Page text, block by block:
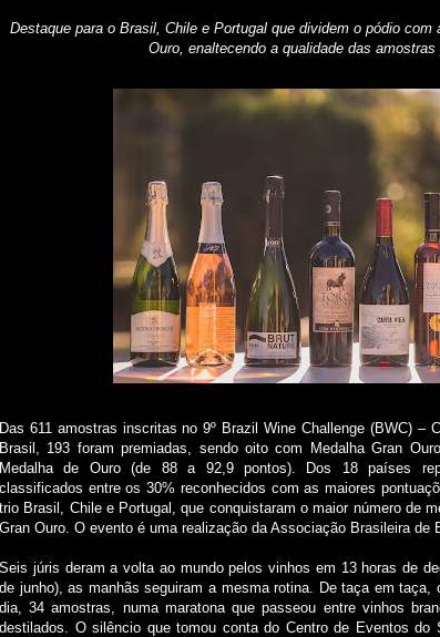
Destaque para o Brasil, Chile e Portugal que dividem o pódio com
Ouro, enaltecendo a qualidade das amostras
Das 611 amostras inscritas no 9º Brazil Wine Challenge (BWC) –
Brasil, 193 foram premiadas, sendo oito com Medalha Gran
Medalha de Ouro (de 88 a 92,9 pontos). Dos 18 países
classificados entre os 30% reconhecidos com as maiores
trio Brasil, Chile e Portugal, que conquistaram o maior número de
Gran Ouro. O evento é uma realização da Associação Brasileira de
Seis júris deram a volta ao mundo pelos vinhos em 13 horas de
de junho), as manhãs seguiram a mesma rotina. De taça em taça,
dia, 34 amostras, numa maratona que passeou entre vinhos
destilados. O silêncio que tomou conta do Centro de Eventos do